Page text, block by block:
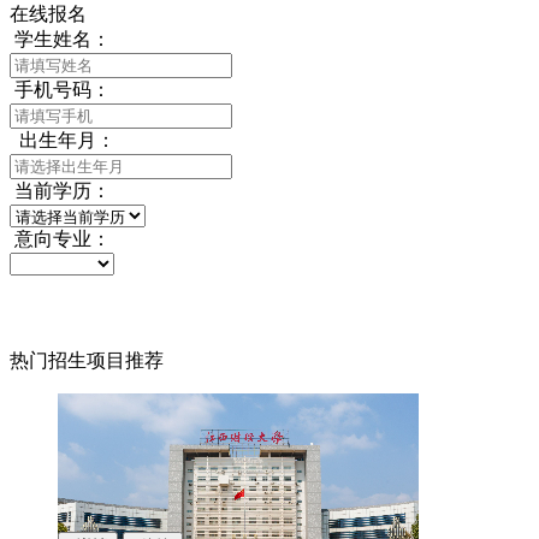
在线报名
学生姓名：
手机号码：
出生年月：
当前学历：
意向专业：
热门招生项目推荐